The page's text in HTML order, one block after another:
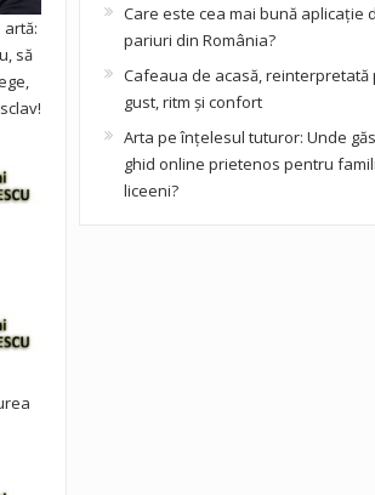
să
Care este cea mai bună aplicație
pariuri din România?
Cafeaua de acasă, reinterpretată
gust, ritm și confort
Arta pe înțelesul tuturor: Unde
ghid online prietenos pentru
liceeni?